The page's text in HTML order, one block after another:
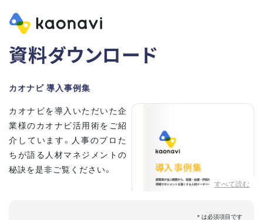
資料ダウンロード
カオナビ 導入事例集
すべて読む
カオナビを導入いただいた企
業様のカオナビ活用術をご紹
介しています。人事のプロた
ちが語る人材マネジメントの
秘訣を是非ご覧ください。